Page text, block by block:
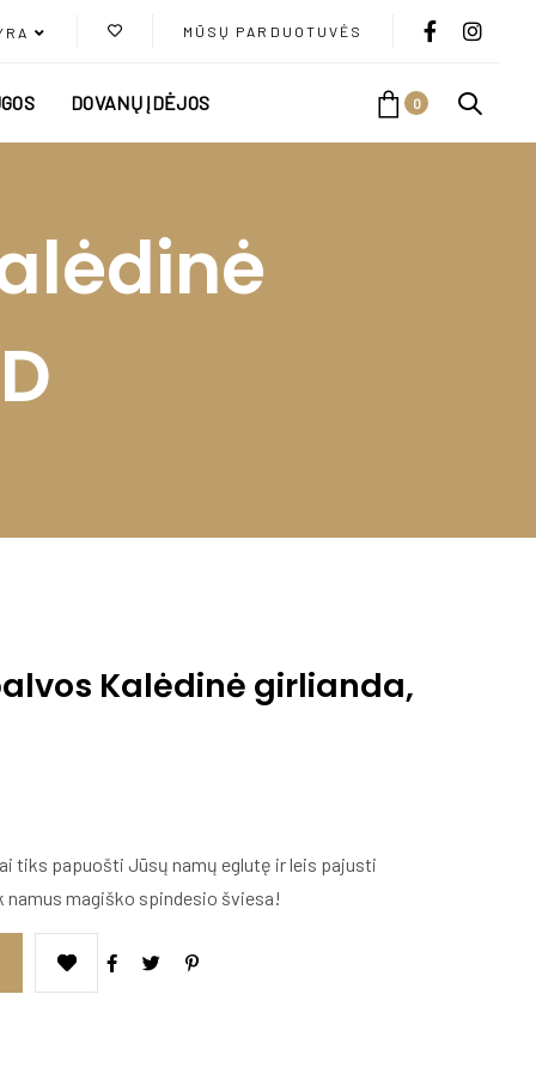
MŪSŲ PARDUOTUVĖS
DOVANŲ ĮDĖJOS 0
Kalėdinė girlianda,
tiks papuošti Jūsų namų eglutę ir leis pajusti
magiško spindesio šviesa!